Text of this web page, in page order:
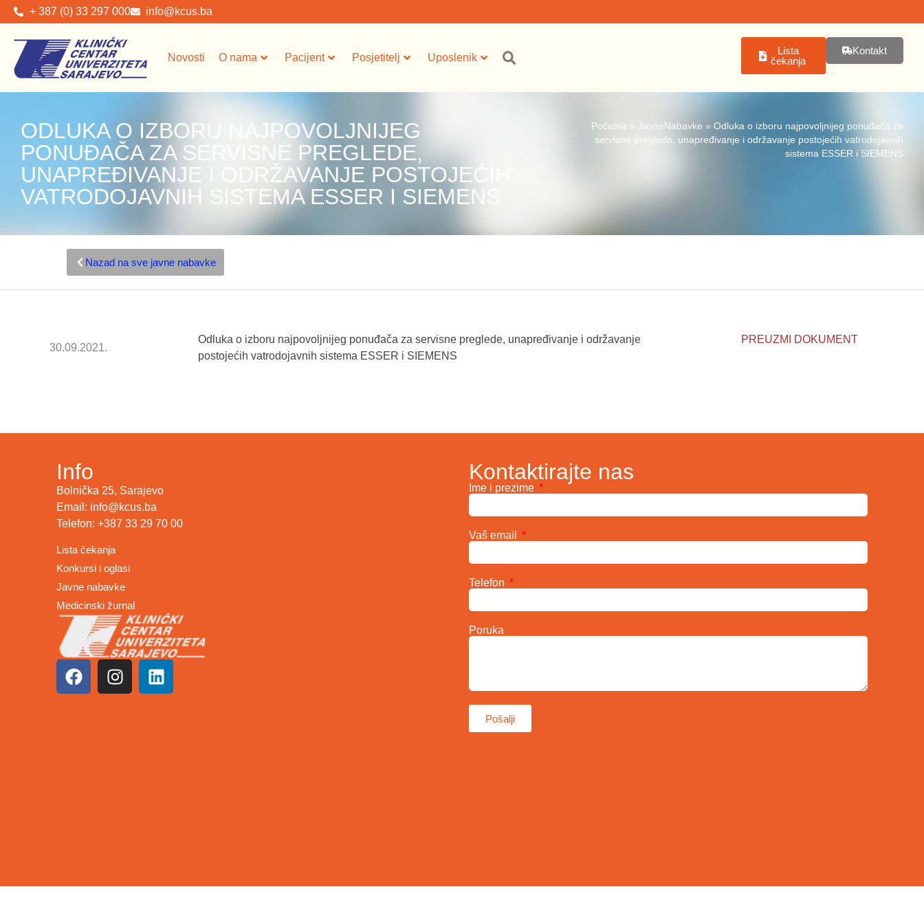
+ 387 (0) 33 297 000 info@kcus.ba
Novosti O nama Pacijent Posjetitelj Uposlenik
Lista
čekanja
Kontakt
ODLUKA O IZBORU NAJPOVOLJNIJEG
PONUĐAČA ZA SERVISNE PREGLEDE,
UNAPREĐIVANJE I ODRŽAVANJE POSTOJEĆIH
VATRODOJAVNIH SISTEMA ESSER I SIEMENS
Početna » JavneNabavke » Odluka o izboru najpovoljnijeg ponuđača za
servisne preglede, unapređivanje i održavanje postojećih vatrodojavnih
sistema ESSER i SIEMENS
Nazad na sve javne nabavke
30.09.2021.
Odluka o izboru najpovoljnijeg ponuđača za servisne preglede, unapređivanje i održavanje
postojećih vatrodojavnih sistema ESSER i SIEMENS
PREUZMI DOKUMENT
Info
Bolnička 25, Sarajevo
Email: info@kcus.ba
Telefon: +387 33 29 70 00
Lista čekanja
Konkursi i oglasi
Javne nabavke
Medicinski žurnal
Kontaktirajte nas
Ime i prezime
Vaš email
Telefon
Poruka
Pošalji